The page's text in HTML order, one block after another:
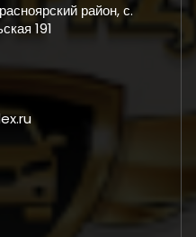
район, с.
191